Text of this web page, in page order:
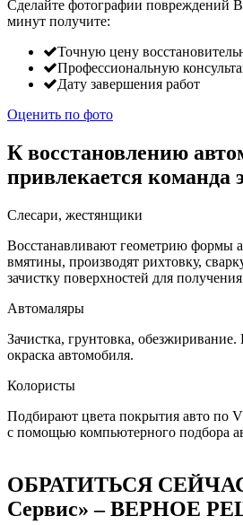
Сделайте фотографии повреждений
минут получите:
Точную цену
Профессиональную
Дату завершения работ
Оценить по фото
К восстановлению
привлекается команда
Слесари, жестянщики
Восстанавливают геометрию формы
вмятины, производят рихтовку,
зачистку поверхностей для
Автомаляры
Зачистка, грунтовка,
окраска автомобиля.
Колористы
Подбирают цвета покрытия авто по
с помощью компьютерного подбора
ОБРАТИТЬСЯ СЕЙЧАС
Сервис» – ВЕРНОЕ